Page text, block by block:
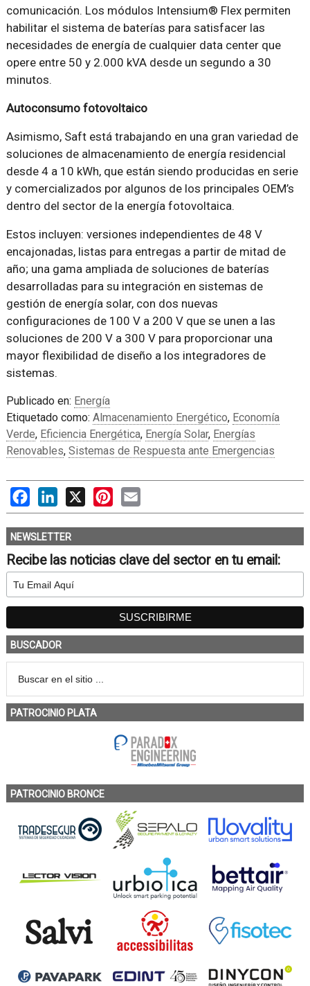
comunicación. Los módulos Intensium® Flex permiten
habilitar el sistema de baterías para satisfacer las
necesidades de energía de cualquier data center que
opere entre 50 y 2.000 kVA desde un segundo a 30
minutos.
Autoconsumo fotovoltaico
Asimismo, Saft está trabajando en una gran variedad de
soluciones de almacenamiento de energía residencial
desde 4 a 10 kWh, que están siendo producidas en serie
y comercializados por algunos de los principales OEM’s
dentro del sector de la energía fotovoltaica.
Estos incluyen: versiones independientes de 48 V
encajonadas, listas para entregas a partir de mitad de
año; una gama ampliada de soluciones de baterías
desarrolladas para su integración en sistemas de
gestión de energía solar, con dos nuevas
configuraciones de 100 V a 200 V que se unen a las
soluciones de 200 V a 300 V para proporcionar una
mayor flexibilidad de diseño a los integradores de
sistemas.
Publicado en: Energía
Etiquetado como: Almacenamiento Energético, Economía
Verde, Eficiencia Energética, Energía Solar, Energías
Renovables, Sistemas de Respuesta ante Emergencias
FacebookLinkedIn
X PinterestEmail
NEWSLETTER
Recibe las noticias clave del sector en tu email:
BUSCADOR
PATROCINIO PLATA
PATROCINIO BRONCE